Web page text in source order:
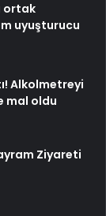
ortak
uyuşturucu
Alkolmetreyi
mal oldu
Ziyareti